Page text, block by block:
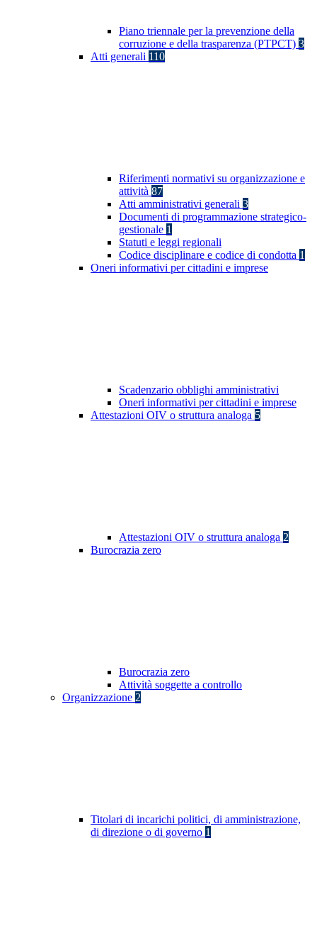
Piano triennale per la prevenzione della
corruzione e della trasparenza (PTPCT) 3
Atti generali 110
Riferimenti normativi su organizzazione e
attività 87
Atti amministrativi generali 3
Documenti di programmazione strategico-
gestionale 1
Statuti e leggi regionali
Codice disciplinare e codice di condotta 1
Oneri informativi per cittadini e imprese
Scadenzario obblighi amministrativi
Oneri informativi per cittadini e imprese
Attestazioni OIV o struttura analoga 5
Attestazioni OIV o struttura analoga 2
Burocrazia zero
Burocrazia zero
Attività soggette a controllo
Organizzazione 2
Titolari di incarichi politici, di amministrazione,
di direzione o di governo 1